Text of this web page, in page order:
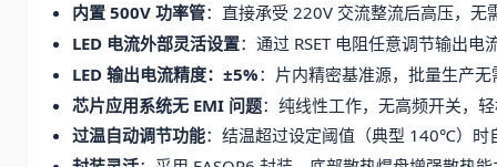
内置 500V 功率管：直接承受 220V 交流整流后高压，无
LED 电流外部灵活设置：通过 RSET 电阻任意调节输出
LED 输出电流精度：±5%：片内精密基准源，批量生产
芯片应用系统无 EMI 问题：纯线性工作，无高频开关，
过温自动调节功能：结温超过设定阈值（典型 140℃）时